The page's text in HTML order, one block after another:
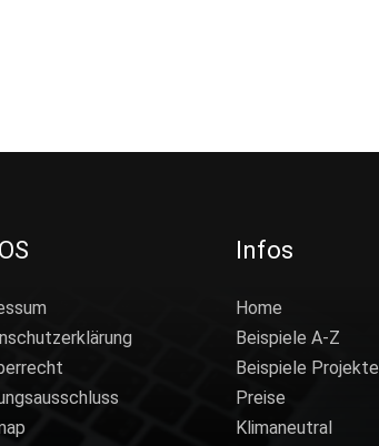
Infos
Home
Beispiele A-Z
Beispiele Projekte
Preise
Klimaneutral